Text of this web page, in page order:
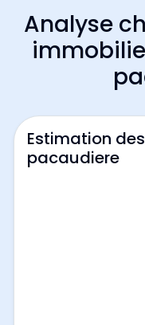
Analyse
Estimation
pacaudiere